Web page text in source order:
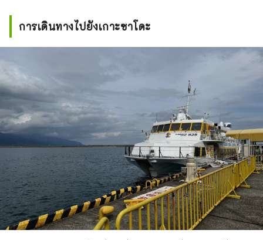
การเดินทางไปยังเกาะซาโดะ